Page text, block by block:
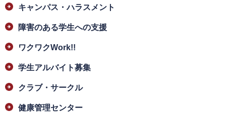
キャンパス・ハラスメント
障害のある学生への支援
ワクワクWork!!
学生アルバイト募集
クラブ・サークル
健康管理センター